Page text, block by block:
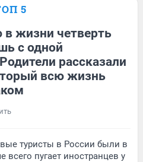
5
жизни четверть
с одной
рассказали
всю жизнь
туристы в России были в
всего пугает иностранцев у